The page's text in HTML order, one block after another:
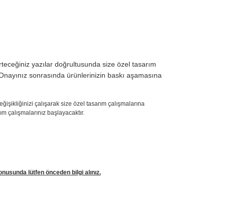
yazılar doğrultusunda size özel tasarım
sonrasında ürünlerinizin baskı aşamasına
çalışarak size özel tasarım çalışmalarına
başlayacaktır.
lütfen önceden bilgi alınız.